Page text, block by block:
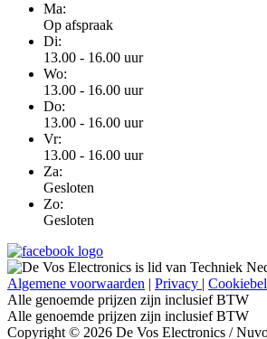
Ma:
Op afspraak
Di:
13.00 - 16.00 uur
Wo:
13.00 - 16.00 uur
Do:
13.00 - 16.00 uur
Vr:
13.00 - 16.00 uur
Za:
Gesloten
Zo:
Gesloten
Algemene voorwaarden | Privacy |
Alle genoemde prijzen zijn inclusief BTW
Alle genoemde prijzen zijn inclusief BTW
Copyright © 2026 De Vos Electronics /